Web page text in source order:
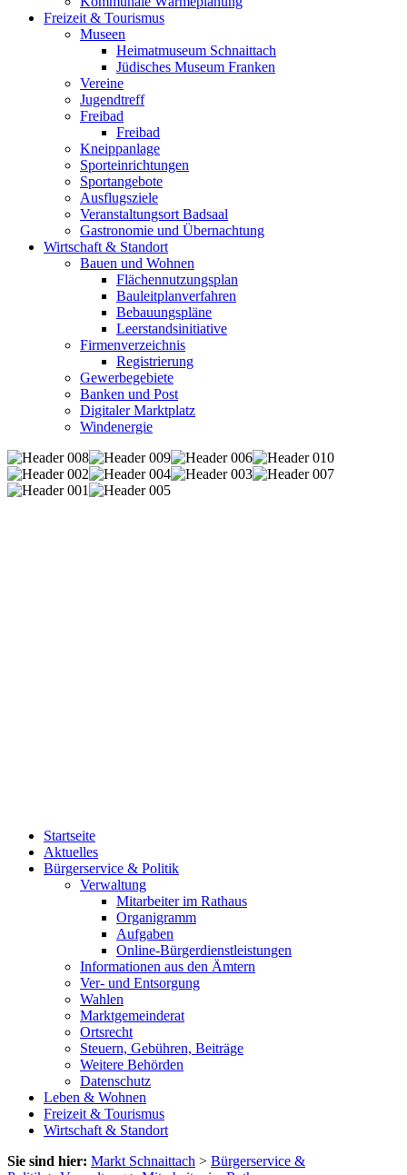
Freizeit & Tourismus
Museen
Heimatmuseum Schnaittach
Jüdisches Museum Franken
Vereine
Jugendtreff
Freibad
Freibad
Kneippanlage
Sporteinrichtungen
Sportangebote
Ausflugsziele
Veranstaltungsort Badsaal
Gastronomie und Übernachtung
Wirtschaft & Standort
Bauen und Wohnen
Flächennutzungsplan
Bauleitplanverfahren
Bebauungspläne
Leerstandsinitiative
Firmenverzeichnis
Registrierung
Gewerbegebiete
Banken und Post
Digitaler Marktplatz
Windenergie
Startseite
Aktuelles
Bürgerservice & Politik
Verwaltung
Mitarbeiter im Rathaus
Organigramm
Aufgaben
Online-Bürgerdienstleistungen
Informationen aus den Ämtern
Ver- und Entsorgung
Wahlen
Marktgemeinderat
Ortsrecht
Steuern, Gebühren, Beiträge
Weitere Behörden
Datenschutz
Leben & Wohnen
Freizeit & Tourismus
Wirtschaft & Standort
Sie sind hier: Markt Schnaittach > Bürgerservice &